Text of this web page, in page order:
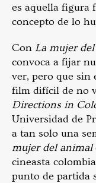
es aquella figura
concepto de lo
Con La mujer
convoca a fijar
ver, pero que sin
film difícil de no
Directions in
Universidad de
a tan solo una
mujer del animal
cineasta
punto de partida